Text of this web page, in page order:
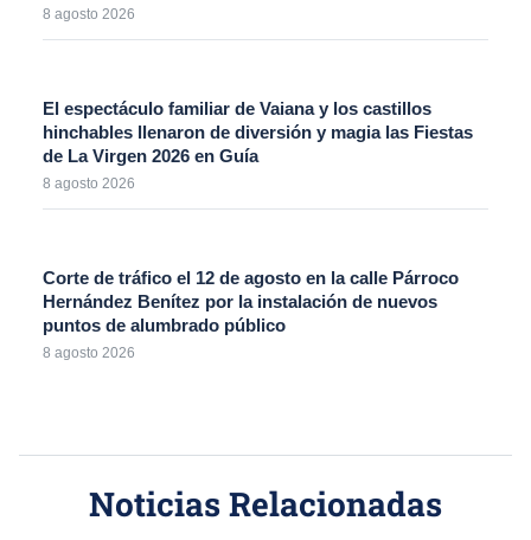
8 agosto 2026
El espectáculo familiar de Vaiana y los castillos
hinchables llenaron de diversión y magia las Fiestas
de La Virgen 2026 en Guía
8 agosto 2026
Corte de tráfico el 12 de agosto en la calle Párroco
Hernández Benítez por la instalación de nuevos
puntos de alumbrado público
8 agosto 2026
Noticias Relacionadas